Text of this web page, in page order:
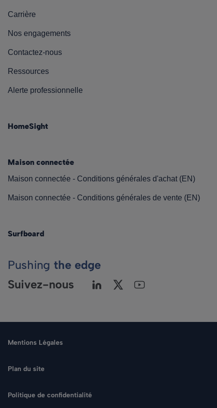
Carrière
Nos engagements
Contactez-nous
Ressources
Alerte professionnelle
HomeSight
Maison connectée
Maison connectée - Conditions générales d'achat (EN)
Maison connectée - Conditions générales de vente (EN)
Surfboard
Pushing the edge
Suivez-nous
Mentions Légales
Plan du site
Politique de confidentialité